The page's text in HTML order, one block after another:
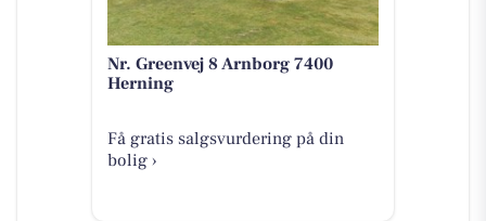
Nr. Greenvej 8 Arnborg 7400
Herning
Få gratis salgsvurdering på din
bolig ›